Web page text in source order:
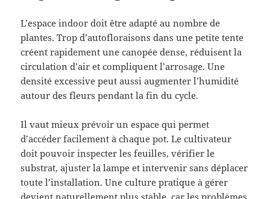
L’espace indoor doit être adapté au nombre de
plantes. Trop d’autofloraisons dans une petite tente
créent rapidement une canopée dense, réduisent la
circulation d’air et compliquent l’arrosage. Une
densité excessive peut aussi augmenter l’humidité
autour des fleurs pendant la fin du cycle.
Il vaut mieux prévoir un espace qui permet
d’accéder facilement à chaque pot. Le cultivateur
doit pouvoir inspecter les feuilles, vérifier le
substrat, ajuster la lampe et intervenir sans déplacer
toute l’installation. Une culture pratique à gérer